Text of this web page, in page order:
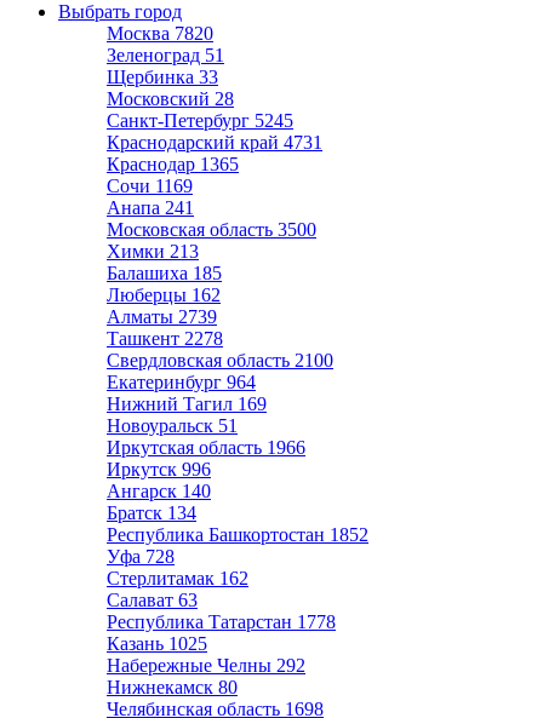
Выбрать город
Москва 7820
Зеленоград 51
Щербинка 33
Московский 28
Санкт-Петербург 5245
Краснодарский край 4731
Краснодар 1365
Сочи 1169
Анапа 241
Московская область 3500
Химки 213
Балашиха 185
Люберцы 162
Алматы 2739
Ташкент 2278
Свердловская область 2100
Екатеринбург 964
Нижний Тагил 169
Новоуральск 51
Иркутская область 1966
Иркутск 996
Ангарск 140
Братск 134
Республика Башкортостан 1852
Уфа 728
Стерлитамак 162
Салават 63
Республика Татарстан 1778
Казань 1025
Набережные Челны 292
Нижнекамск 80
Челябинская область 1698